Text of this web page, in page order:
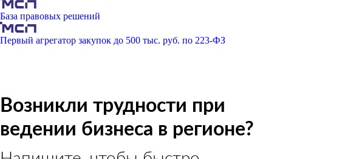
База правовых решений
Первый агрегатор закупок до 500 тыс. руб. по 223-ФЗ
Возникли трудности при
ведении бизнеса в регионе?